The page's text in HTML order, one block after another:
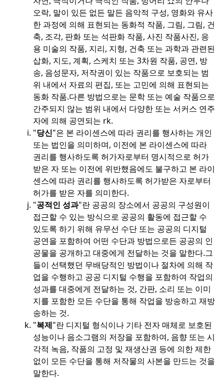
오락, 말이 있든 없든 말든 음악적 구성, 영화와 유사
한 과정에 의해 표현되는 동화적 작품, 그림, 그림, 건
축, 조각, 판화 또는 석판화 작품, 사진 작품사진, 응
용 미술의 작품, 지리, 지형, 건축 또는 과학과 관련된
삽화, 지도, 계획, 스케치 또는 3차원 작품, 공연, 방
송, 음성문자, 저작권이 있는 작품으로 보호되는 범
위 내에서 자료의 편집, 또는 고민에 의해 표현되는
동화 작품.다른 방법으로는 문학 또는 예술 작품으로
간주되지 않는 범위 내에서 다양한 또는 서커스 연주
자에 의해 공연되는 rk.
"당신"은 본 라이센스에 따라 권리를 행사하는 개인
또는 법인을 의미하며, 이전에 본 라이센스에 따라
권리를 행사하도록 허가자로부터 명시적으로 허가
받은 자 또는 이전에 위반했음에도 불구하고 본 라이
센스에 따라 권리를 행사하도록 허가받은 자로부터
허가를 받은 자를 의미한다.
"공적인 성과"란 공공의 장소에서 공공의 구성원이
접근할 수 있는 방식으로 공공의 활동에 접근할 수
있도록 하기 위해 유무선 수단 또는 공공의 디지털
공연을 포함하여 어떤 수단과 방법으로든 공공의 인
공물을 공개하고 대중에게 전달하는 것을 말한다.그
들이 선택했던 무배당적인 방법이나 절차에 의해 작
업을 수행하고 공공 디지털 수행을 포함하여 작업의
성과를 대중에게 전달하는 것, 간판, 소리 또는 이미
지를 포함한 모든 수단을 통해 작업을 방송하고 재방
송하는 것.
"복제"란 디지털 형식이나 기타 전자 매체로 보호된
성능이나 음소그램의 저장을 포함하여, 음향 또는 시
각적 녹음, 작품의 고정 및 재생산권 등에 의한 제한
없이 모든 수단을 통해 저작물의 사본을 만드는 것을
말한다.